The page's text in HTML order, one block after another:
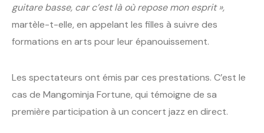
guitare basse, car c’est là où repose mon esprit »,
martèle-t-elle, en appelant les filles à suivre des
formations en arts pour leur épanouissement.
Les spectateurs ont émis par ces prestations. C’est le
cas de Mangominja Fortune, qui témoigne de sa
première participation à un concert jazz en direct.